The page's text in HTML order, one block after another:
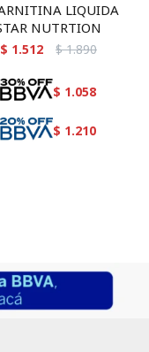
LIQUIDA
NUTRTION
$ 1.512 $ 1.890
$ 1.058
$ 1.210